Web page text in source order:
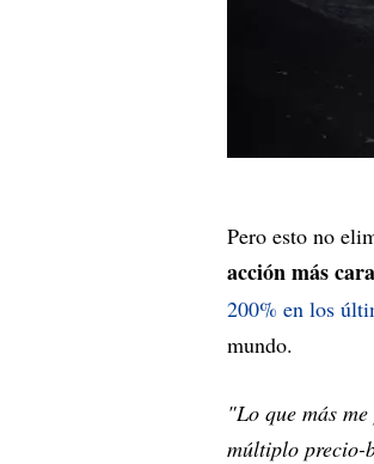
Pero esto no
acción más
200% en los
mundo.
"Lo que más
múltiplo precio-